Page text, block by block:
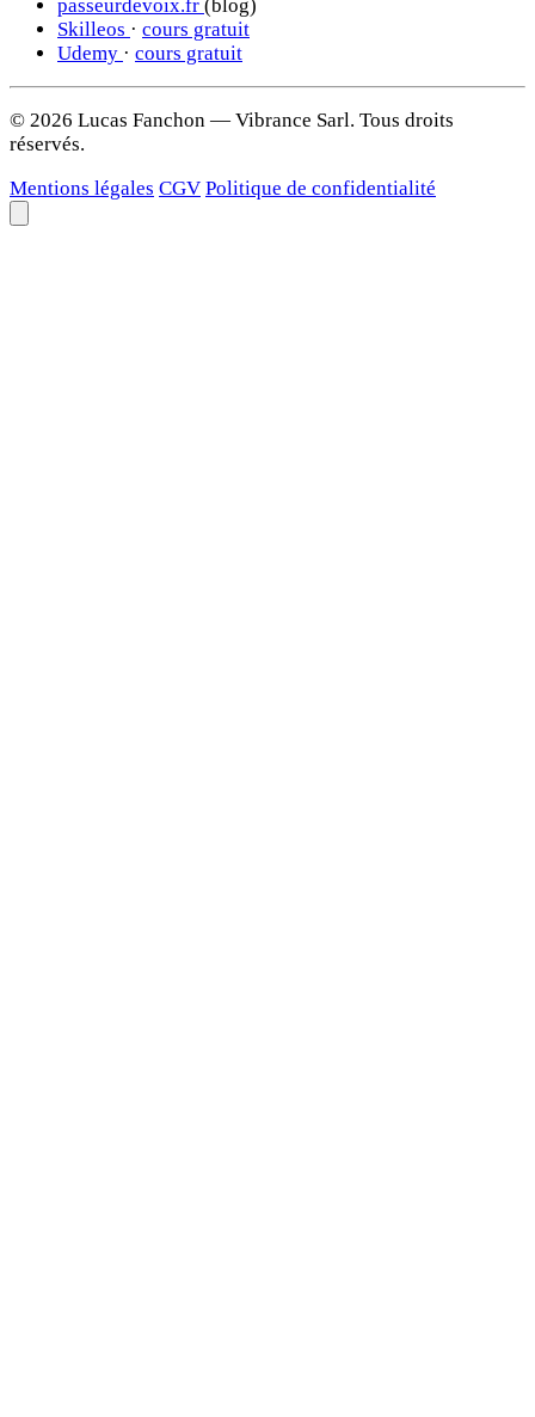
passeurdevoix.fr (blog)
Skilleos · cours gratuit
Udemy · cours gratuit
© 2026 Lucas Fanchon — Vibrance Sarl. Tous droits
réservés.
Mentions légales CGV Politique de confidentialité